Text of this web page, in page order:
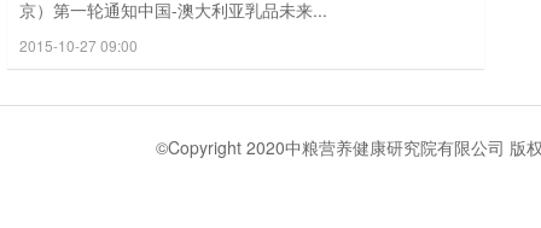
京）第一轮通知中国-澳大利亚乳品未来...
2015-10-27 09:00
©Copyright 2020中粮营养健康研究院有限公司 版